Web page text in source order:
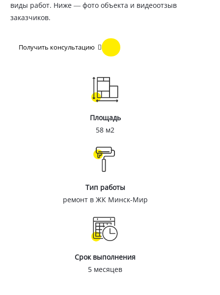
виды работ. Ниже — фото объекта и видеоотзыв
заказчиков.
Получить консультацию
Площадь
58 м2
Тип работы
ремонт в ЖК Минск-Мир
Срок выполнения
5 месяцев